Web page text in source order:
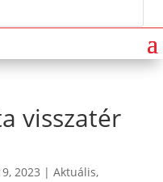
visszatér
2023 | Aktuális,